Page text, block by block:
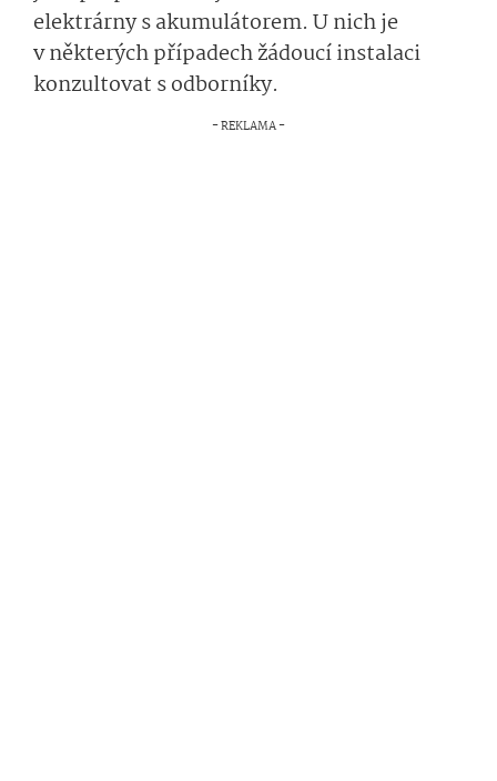
elektrárny s akumulátorem. U nich je
v některých případech žádoucí instalaci
konzultovat s odborníky.